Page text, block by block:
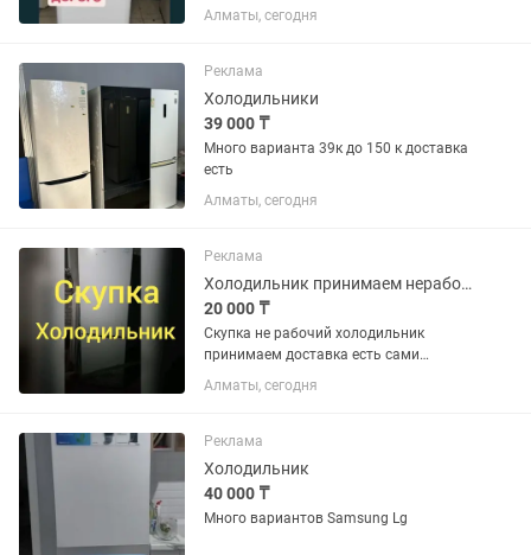
Алматы, сегодня
Реклама
Холодильники
39 000 ₸
Много варианта 39к до 150 к доставка
есть
Алматы, сегодня
Реклама
Холодильник принимаем нерабочие
20 000 ₸
Скупка не рабочий холодильник
принимаем доставка есть сами
забирём
Алматы, сегодня
Реклама
Холодильник
40 000 ₸
Много вариантов Samsung Lg